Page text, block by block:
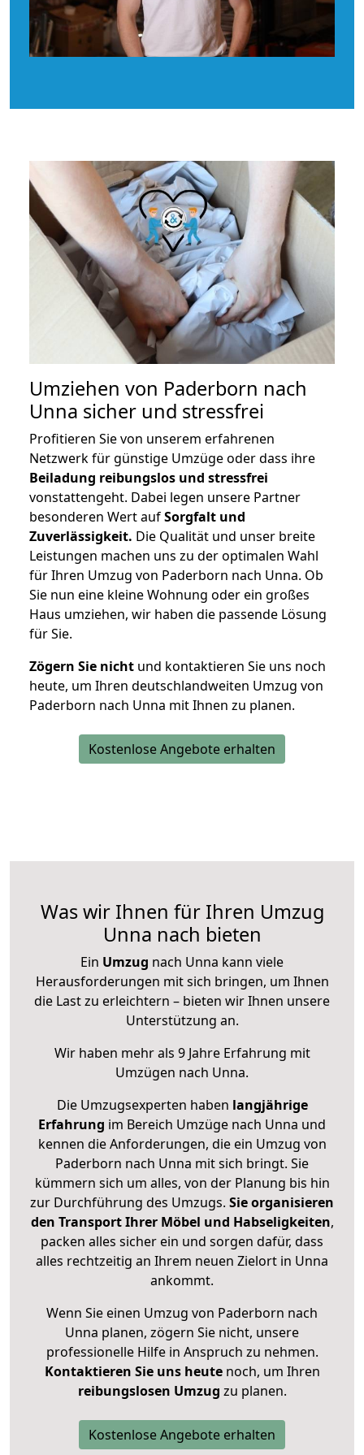
Umziehen von Paderborn nach
Unna sicher und stressfrei
Profitieren Sie von unserem erfahrenen
Netzwerk für günstige Umzüge oder dass ihre
Beiladung reibungslos und stressfrei
vonstattengeht. Dabei legen unsere Partner
besonderen Wert aufSorgfalt und
Zuverlässigkeit. Die Qualität und unser breite
Leistungen machen uns zu der optimalen Wahl
für Ihren Umzug von Paderborn nach Unna. Ob
Sie nun eine kleine Wohnung oder ein großes
Haus umziehen, wir haben die passende Lösung
für Sie.
Zögern Sie nicht und kontaktieren Sie uns noch
heute, um Ihren deutschlandweiten Umzug von
Paderborn nach Unna mit Ihnen zu planen.
Kostenlose Angebote erhalten
Was wir Ihnen für Ihren Umzug
Unna nach bieten
Ein Umzug nach Unna kann viele
Herausforderungen mit sich bringen, um Ihnen
die Last zu erleichtern – bieten wir Ihnen unsere
Unterstützung an.
Wir haben mehr als 9 Jahre Erfahrung mit
Umzügen nach Unna.
Die Umzugsexperten haben langjährige
Erfahrung im Bereich Umzüge nach Unna und
kennen die Anforderungen, die ein Umzug von
Paderborn nach Unna mit sich bringt. Sie
kümmern sich um alles, von der Planung bis hin
zur Durchführung des Umzugs. Sie organisieren
den Transport Ihrer Möbel und Habseligkeiten,
packen alles sicher ein und sorgen dafür, dass
alles rechtzeitig an Ihrem neuen Zielort in Unna
ankommt.
Wenn Sie einen Umzug von Paderborn nach
Unna planen, zögern Sie nicht, unsere
professionelle Hilfe in Anspruch zu nehmen.
Kontaktieren Sie uns heutenoch, um Ihren
reibungslosen Umzug zu planen.
Kostenlose Angebote erhalten